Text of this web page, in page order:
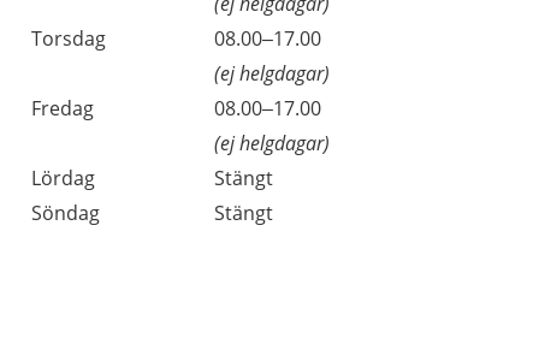
Torsdag
08.00–17.00
(ej helgdagar)
Fredag
08.00–17.00
(ej helgdagar)
Lördag
Stängt
Söndag
Stängt